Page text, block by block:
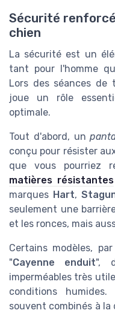
Sécurité
chien
La sécurité est un
tant pour l'homme
Lors des séances de
joue un rôle
optimale.
Tout d'abord, un
conçu pour résister
que vous pourriez
matières résistantes
marques Hart,
seulement une
et les ronces, mais
Certains modèles,
"Cayenne enduit",
imperméables très
conditions
souvent combinés à la